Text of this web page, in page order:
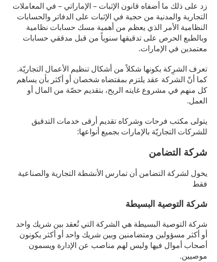
زد على ذلك ما أضفاه قانون الإثبات – الإماراتي – في المعاملات
التجارية والمدنية من حجية في الإثبات على الدفاتر والحسابات
النظامية الأمر الذي يعظم من أهمية مسك حسابات نظامية
وبالطبع الحرص على تدقيقها سنوياً من قبل مدققي حسابات
معتمدين في الإمارات.
تعرف الشرِكة بكونها شكلاً من أشكال تنظيم الأعمال التجاريّة.
كما أنّ الشركة عقد يلتزم بمقتضاه شخصان أو أكثر بأن يساهم
كل منهم في مشروع غايته الربح، بتقديم حصّة من المال أو
العمل.
يتولى مكتب فرحات وشركاه تقديم أرقى خدمات التدقيق
للشركات التجاريّة بالإمارات بجميع أنواعها:
شركة التضامن
يخول لشركة التضامن أن تمارس الأنشطة التجارية والصناعية
فقط
شركة التوصية البسيطة
شركة التوصية البسيطة هي الشركة التي تُعقد بين شريك واحد
أو أكثر مسؤولين ومتضامنين وبين شريك واحد أو أكثر يكونون
أصحاب أموال فيها وليس لهم مناصب عن الإدارة ويسمون
موصيين.